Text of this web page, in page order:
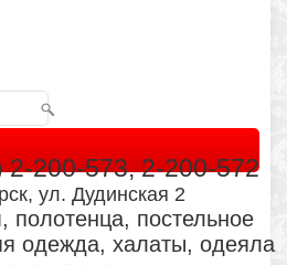
2-200-573, 2-200-572
ул. Дудинская 2
полотенца, постельное
одежда, халаты, одеяла